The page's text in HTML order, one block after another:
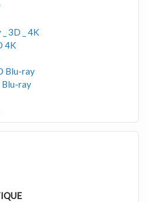
3D _ 4K
4K
Blu-ray
Blu-ray